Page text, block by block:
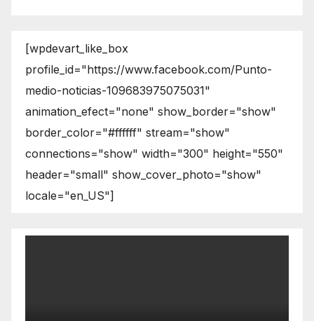
[wpdevart_like_box
profile_id="https://www.facebook.com/Punto-
medio-noticias-109683975075031"
animation_efect="none" show_border="show"
border_color="#ffffff" stream="show"
connections="show" width="300" height="550"
header="small" show_cover_photo="show"
locale="en_US"]